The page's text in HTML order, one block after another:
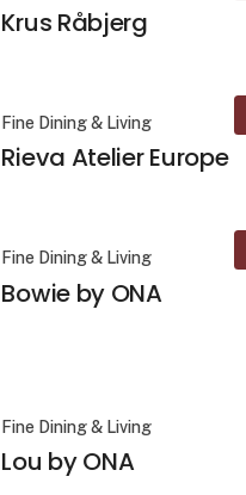
Krus Råbjerg
Fine Dining & Living
Rieva Atelier Europe
Fine Dining & Living
Bowie by ONA
Fine Dining & Living
Lou by ONA